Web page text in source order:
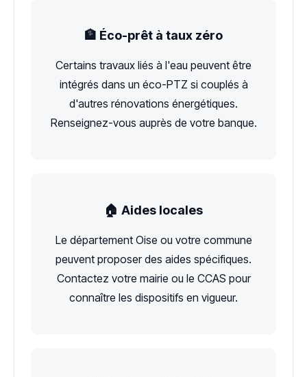
🏦 Éco-prêt à taux zéro
Certains travaux liés à l'eau peuvent être
intégrés dans un éco-PTZ si couplés à
d'autres rénovations énergétiques.
Renseignez-vous auprès de votre banque.
🏠 Aides locales
Le département Oise ou votre commune
peuvent proposer des aides spécifiques.
Contactez votre mairie ou le CCAS pour
connaître les dispositifs en vigueur.